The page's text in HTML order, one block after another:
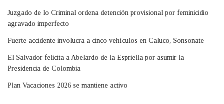
Juzgado de lo Criminal ordena detención provisional por feminicidio
agravado imperfecto
Fuerte accidente involucra a cinco vehículos en Caluco, Sonsonate
El Salvador felicita a Abelardo de la Espriella por asumir la
Presidencia de Colombia
Plan Vacaciones 2026 se mantiene activo